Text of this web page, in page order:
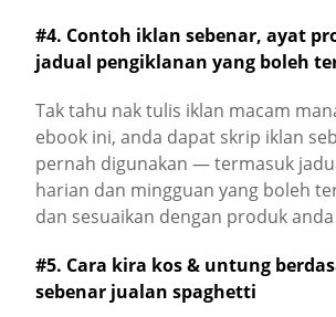
#4. Contoh iklan sebenar, ayat
jadual pengiklanan yang boleh
Tak tahu nak tulis iklan macam
ebook ini, anda dapat skrip iklan
pernah digunakan — termasuk
harian dan mingguan yang boleh
dan sesuaikan dengan produk anda
#5. Cara kira kos & untung
sebenar jualan spaghetti